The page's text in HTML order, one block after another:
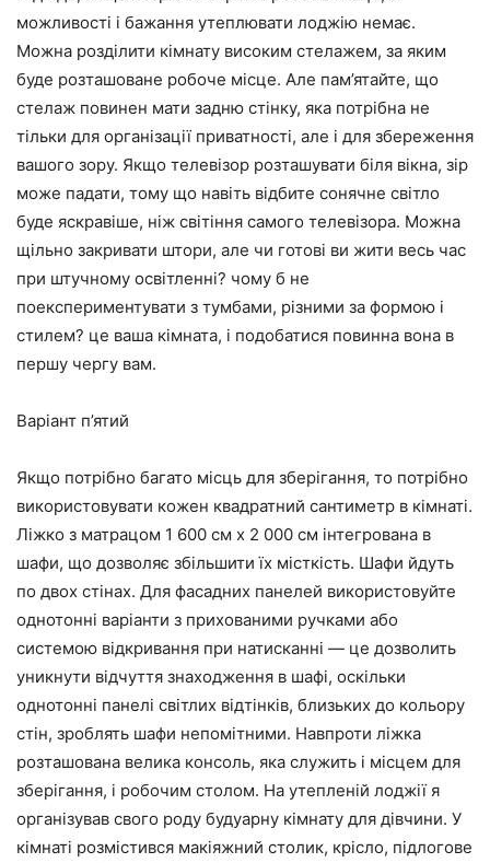
можливості і бажання утеплювати лоджію немає.
Можна розділити кімнату високим стелажем, за яким
буде розташоване робоче місце. Але пам’ятайте, що
стелаж повинен мати задню стінку, яка потрібна не
тільки для організації приватності, але і для збереження
вашого зору. Якщо телевізор розташувати біля вікна, зір
може падати, тому що навіть відбите сонячне світло
буде яскравіше, ніж світіння самого телевізора. Можна
щільно закривати штори, але чи готові ви жити весь час
при штучному освітленні? чому б не
поекспериментувати з тумбами, різними за формою і
стилем? це ваша кімната, і подобатися повинна вона в
першу чергу вам.
Варіант п’ятий
Якщо потрібно багато місць для зберігання, то потрібно
використовувати кожен квадратний сантиметр в кімнаті.
Ліжко з матрацом 1 600 см х 2 000 см інтегрована в
шафи, що дозволяє збільшити їх місткість. Шафи йдуть
по двох стінах. Для фасадних панелей використовуйте
однотонні варіанти з прихованими ручками або
системою відкривання при натисканні — це дозволить
уникнути відчуття знаходження в шафі, оскільки
однотонні панелі світлих відтінків, близьких до кольору
стін, зроблять шафи непомітними. Навпроти ліжка
розташована велика консоль, яка служить і місцем для
зберігання, і робочим столом. На утепленій лоджії я
організував свого роду будуарну кімнату для дівчини. У
кімнаті розмістився макіяжний столик, крісло, підлогове